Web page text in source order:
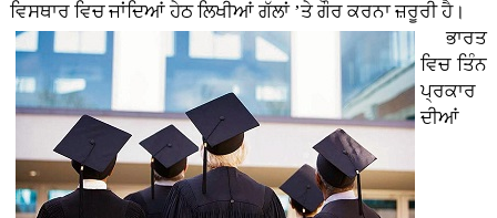
ਵਿਸਥਾਰ ਵਿਚ ਜਾਂਦਿਆਂ ਹੇਠ ਲਿਖੀਆਂ ਗੱਲਾਂ ’ਤੇ ਗੌਰ ਕਰਨਾ ਜ਼ਰੂਰੀ ਹੈ।
ਭਾਰਤ
ਵਿਚ ਤਿੰਨ
ਪ੍ਰਕਾਰ
ਦੀਆਂ